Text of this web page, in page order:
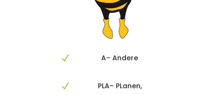
N A– Andere
N PLA– PLanen,